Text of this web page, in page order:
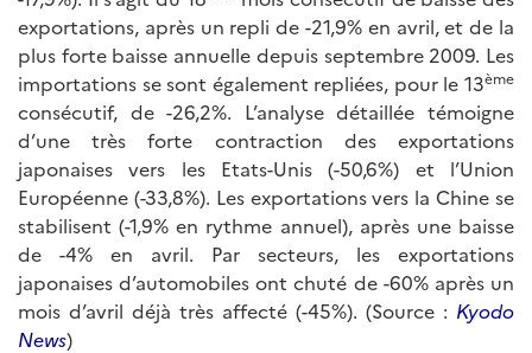
exportations, après un repli de -21,9% en avril, et de la
plus forte baisse annuelle depuis septembre 2009. Les
importations se sont également repliées, pour le 13ème
consécutif, de -26,2%. L’analyse détaillée témoigne
d’une très forte contraction des exportations
japonaises vers les Etats-Unis (-50,6%) et l’Union
Européenne (-33,8%). Les exportations vers la Chine se
stabilisent (-1,9% en rythme annuel), après une baisse
de -4% en avril. Par secteurs, les exportations
japonaises d’automobiles ont chuté de -60% après un
mois d’avril déjà très affecté (-45%). (Source : Kyodo
News)